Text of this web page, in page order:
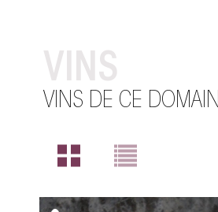
VINS
VINS DE CE